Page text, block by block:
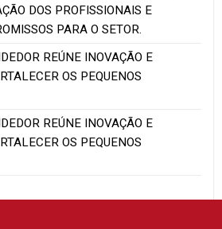
DOS PROFISSIONAIS E
PARA O SETOR.
REÚNE INOVAÇÃO E
OS PEQUENOS
REÚNE INOVAÇÃO E
OS PEQUENOS